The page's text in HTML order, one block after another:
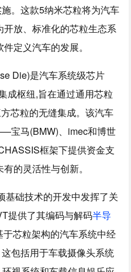
。这款5纳米芯粒将为汽车
放、标准化的芯粒生态系
定义汽车的发展。
Die)是汽车系统级芯片
成枢纽,旨在通过通用芯粒
芯粒的无缝集成。该汽车
宝马(BMW)、imec和博世
框架下提供资金支
的灵活性与创新。
基础技术的开发中发挥了关
提供了其编码与解码半导
于芯粒架构的汽车系统中经
包括用于车载摄像头系统